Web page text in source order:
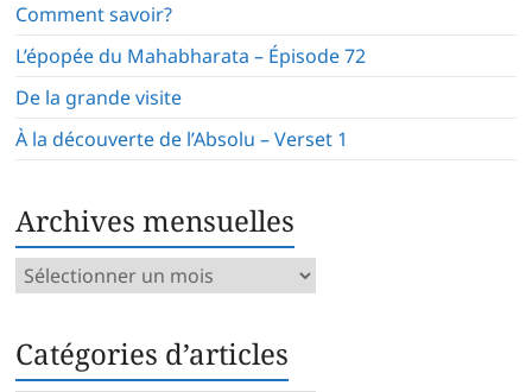
Comment savoir?
L’épopée du Mahabharata – Épisode 72
De la grande visite
À la découverte de l’Absolu – Verset 1
Archives mensuelles
Archives
Catégories d’articles